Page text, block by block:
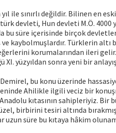
ile sınırlı değildir. Bilinen en
devleti, Hun devleti M.Ö.
bu süre içerisinde birçok
ve kaybolmuşlardır. Türklerin altı
korumalarından ileri
yüzyıldan sonra yeni bir
bu konu üzerinde
Ahilikle ilgili veciz bir
kıtasının sahipleriyiz.
birbirini tesiri altında
uzun süre bu kıtaya hâkim